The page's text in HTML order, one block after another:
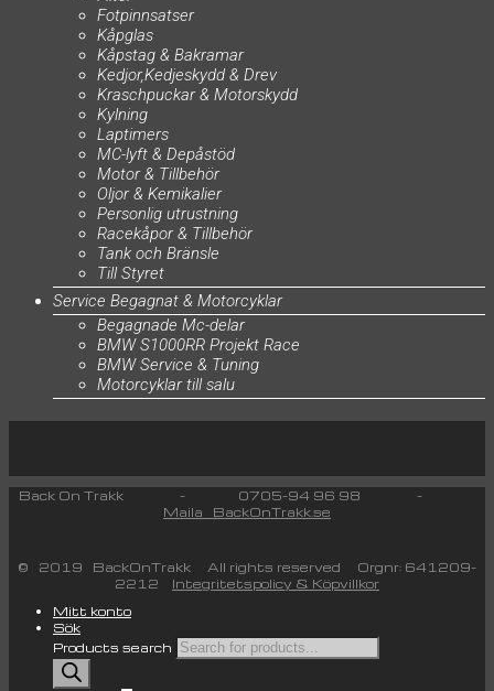
Fotpinnsatser
Kåpglas
Kåpstag & Bakramar
Kedjor,Kedjeskydd & Drev
Kraschpuckar & Motorskydd
Kylning
Laptimers
MC-lyft & Depåstöd
Motor & Tillbehör
Oljor & Kemikalier
Personlig utrustning
Racekåpor & Tillbehör
Tank och Bränsle
Till Styret
Service Begagnat & Motorcyklar
Begagnade Mc-delar
BMW S1000RR Projekt Race
BMW Service & Tuning
Motorcyklar till salu
Back On Trakk - 0705-94 96 98 -
Maila BackOnTrakk.se
© 2019 BackOnTrakk All rights reserved Orgnr: 641209-
2212 Integritetspolicy & Köpvillkor
Mitt konto
Sök
Products search